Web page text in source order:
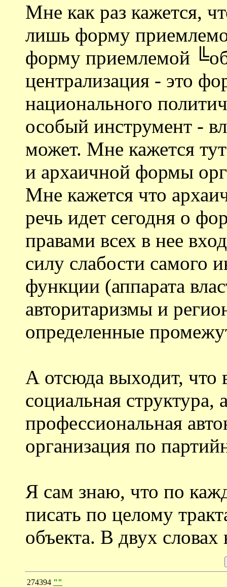
Мне как раз кажется,
лишь форму
форму приемлемой
централизация - это
национального
особый инструмент -
может. Мне кажется
и архаичной формы
Мне кажется что
речь идет сегодня о
правами всех в нее
силу слабости самого
функции (аппарата
авторитаризмы и
определенные
А отсюда выходит, что
социальная структура,
профессиональная
организация по
Я сам знаю, что по
писать по целому
объекта. В двух
274394 ""